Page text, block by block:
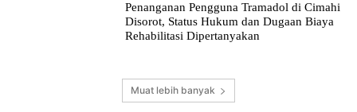
Penanganan Pengguna Tramadol di Cimahi
Disorot, Status Hukum dan Dugaan Biaya
Rehabilitasi Dipertanyakan
Muat lebih banyak